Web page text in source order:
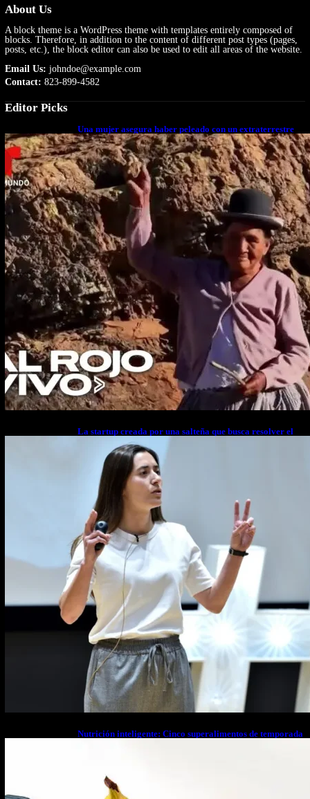
About Us
A block theme is a WordPress theme with templates entirely composed of
blocks. Therefore, in addition to the content of different post types (pages,
posts, etc.), the block editor can also be used to edit all areas of the website.
Email Us: johndoe@example.com
Contact: 823-899-4582
Editor Picks
Una mujer asegura haber peleado con un extraterrestre
cuerpo a cuerpo
La startup creada por una salteña que busca resolver el
estrés financiero en Latinoamérica
Nutrición inteligente: Cinco superalimentos de temporada